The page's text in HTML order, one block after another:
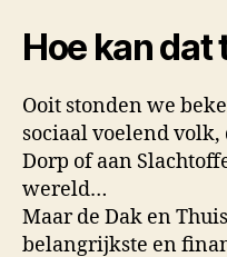
Hoe kan dat
Ooit stonden we
sociaal voelend
Dorp of aan
wereld…
Maar de Dak en
belangrijkste en